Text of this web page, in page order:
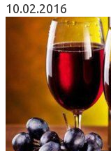
10.02.2016